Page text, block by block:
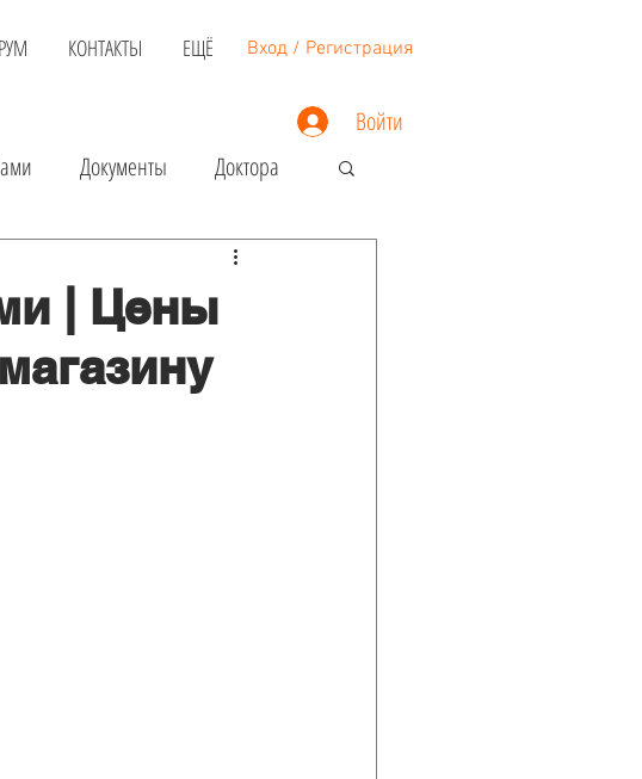
КОНТАКТЫ ЕЩЁ Вход / Регистрация
Войти
Документы Доктора
Недвижимость
Развлечения Загранпаспорт
| Цены